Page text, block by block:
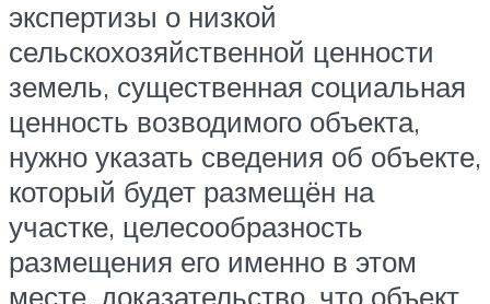
экспертизы о низкой
сельскохозяйственной ценности
земель, существенная социальная
ценность возводимого объекта,
нужно указать сведения об объекте,
который будет размещён на
участке, целесообразность
размещения его именно в этом
месте, доказательство, что объект